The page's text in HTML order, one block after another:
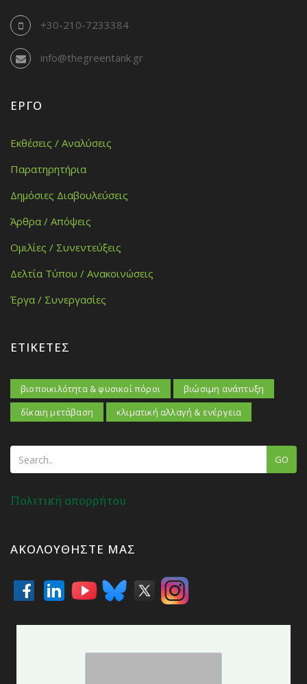
+30-210-7233384
info@thegreentank.gr
ΈΡΓΟ
Εκθέσεις / Αναλύσεις
Παρατηρητήρια
Δημόσιες Διαβουλεύσεις
Άρθρα / Απόψεις
Ομιλίες / Συνεντεύξεις
Δελτία Τύπου / Ανακοινώσεις
Έργα / Συνεργασίες
ΕΤΙΚΈΤΕΣ
βιοποικιλότητα & φυσικοί πόροι
βιώσιμη ανάπτυξη
δίκαιη μετάβαση
κλιματική αλλαγή & ενέργεια
GO
Πολιτική απορρήτου
ΑΚΟΛΟΥΘΉΣΤΕ ΜΑΣ